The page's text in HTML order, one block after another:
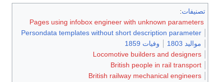
تصنيفات:
Pages using infobox engineer with unknown parameters
Persondata templates without short description parameter
مواليد 1803
وفيات 1859
Locomotive builders and designers
British people in rail transport
British railway mechanical engineers